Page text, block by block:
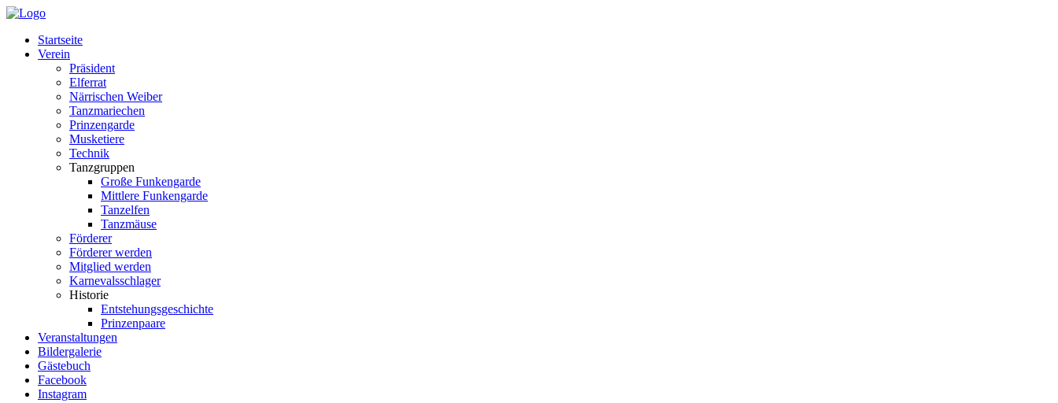
Startseite
Verein
Präsident
Elferrat
Närrischen Weiber
Tanzmariechen
Prinzengarde
Musketiere
Technik
Tanzgruppen
Große Funkengarde
Mittlere Funkengarde
Tanzelfen
Tanzmäuse
Förderer
Förderer werden
Mitglied werden
Karnevalsschlager
Historie
Entstehungsgeschichte
Prinzenpaare
Veranstaltungen
Bildergalerie
Gästebuch
Facebook
Instagram